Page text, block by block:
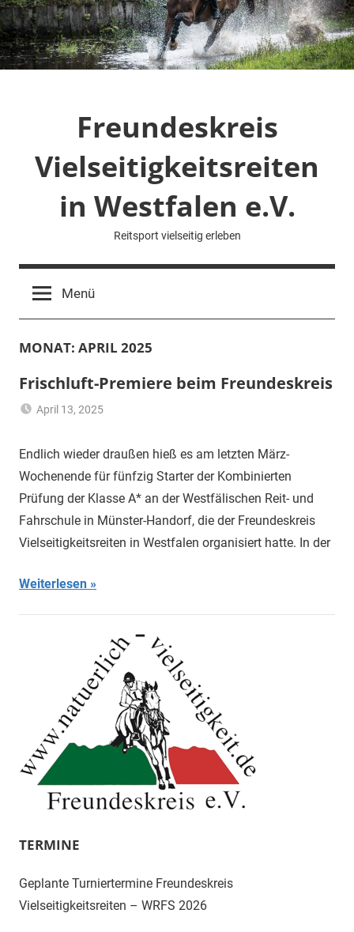
Zum
Inhalt
springen
Freundeskreis
Vielseitigkeitsreiten
in Westfalen e.V.
Reitsport vielseitig erleben
Menü
MONAT: APRIL 2025
Frischluft-Premiere beim Freundeskreis
April 13, 2025
Kurk
Endlich wieder draußen hieß es am letzten März-
Wochenende für fünfzig Starter der Kombinierten
Prüfung der Klasse A* an der Westfälischen Reit- und
Fahrschule in Münster-Handorf, die der Freundeskreis
Vielseitigkeitsreiten in Westfalen organisiert hatte. In der
Weiterlesen
TERMINE
Geplante Turniertermine Freundeskreis
Vielseitigkeitsreiten – WRFS 2026